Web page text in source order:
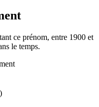
ce prénom, entre 1900 et
le temps.